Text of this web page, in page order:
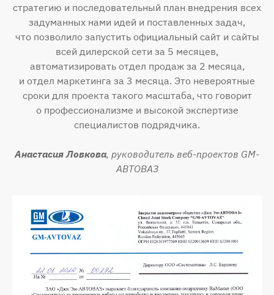
стратегию и последовательный план внедрения всех
задуманных нами идей и поставленных задач,
что позволило запустить официальный сайт и сайты
всей дилерской сети за 5 месяцев,
автоматизировать отдел продаж за 2 месяца,
и отдел маркетинга за 3 месяца. Это невероятные
сроки для проекта такого масштаба, что говорит
о профессионализме и высокой экспертизе
специалистов подрядчика.
Анастасия Ловкова, руководитель веб-проектов GM-
АВТОВАЗ